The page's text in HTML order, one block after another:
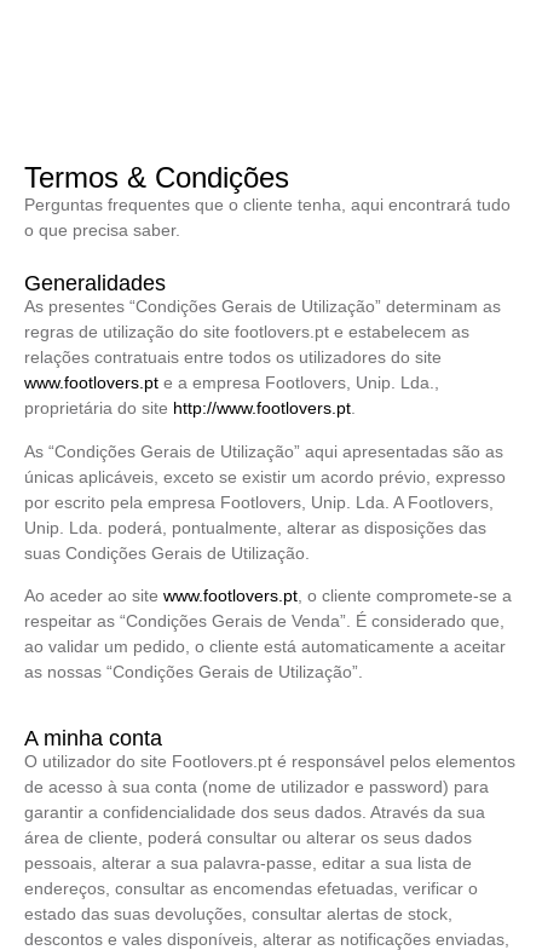
Termos & Condições
Perguntas frequentes que o cliente tenha, aqui encontrará tudo
o que precisa saber.
Generalidades
As presentes “Condições Gerais de Utilização” determinam as
regras de utilização do site footlovers.pt e estabelecem as
relações contratuais entre todos os utilizadores do site
www.footlovers.pt e a empresa Footlovers, Unip. Lda.,
proprietária do site http://www.footlovers.pt.
As “Condições Gerais de Utilização” aqui apresentadas são as
únicas aplicáveis, exceto se existir um acordo prévio, expresso
por escrito pela empresa Footlovers, Unip. Lda. A Footlovers,
Unip. Lda. poderá, pontualmente, alterar as disposições das
suas Condições Gerais de Utilização.
Ao aceder ao site www.footlovers.pt , o cliente compromete-se a
respeitar as “Condições Gerais de Venda”. É considerado que,
ao validar um pedido, o cliente está automaticamente a aceitar
as nossas “Condições Gerais de Utilização”.
A minha conta
O utilizador do site Footlovers.pt é responsável pelos elementos
de acesso à sua conta (nome de utilizador e password) para
garantir a confidencialidade dos seus dados. Através da sua
área de cliente, poderá consultar ou alterar os seus dados
pessoais, alterar a sua palavra-passe, editar a sua lista de
endereços, consultar as encomendas efetuadas, verificar o
estado das suas devoluções, consultar alertas de stock,
descontos e vales disponíveis, alterar as notificações enviadas,